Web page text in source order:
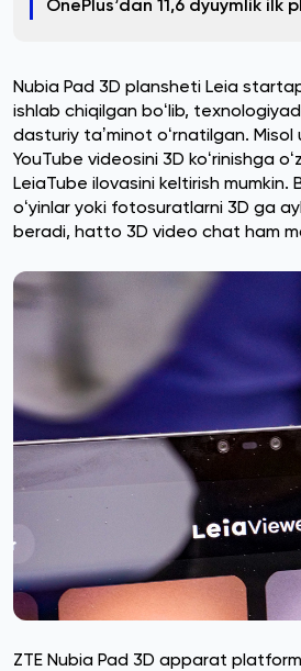
OnePlusʼdan 11,6 dyuymlik ilk
Nubia Pad 3D plansheti Leia
ishlab chiqilgan boʻlib,
dasturiy taʼminot oʻrnatilgan.
YouTube videosini 3D koʻrinishga
LeiaTube ilovasini keltirish mumkin.
oʻyinlar yoki fotosuratlarni 3D ga
beradi, hatto 3D video chat ham
ZTE Nubia Pad 3D apparat